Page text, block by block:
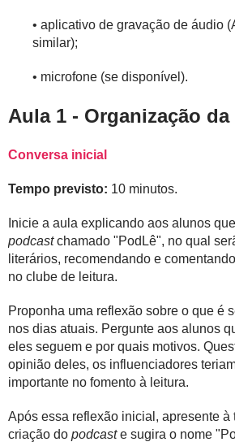
• aplicativo de gravação de áudio
similar);
• microfone (se disponível).
Aula 1 - Organização da
Conversa inicial
Tempo previsto: 10 minutos.
Inicie a aula explicando aos alunos
podcastchamado "PodLê", no qual
literários, recomendando e
no clube de leitura.
Proponha uma reflexão sobre o que é
nos dias atuais. Pergunte aos alunos
eles seguem e por quais motivos.
opinião deles, os influenciadores
importante no fomento à leitura.
Após essa reflexão inicial, apresente à
criação do podcaste sugira o nome